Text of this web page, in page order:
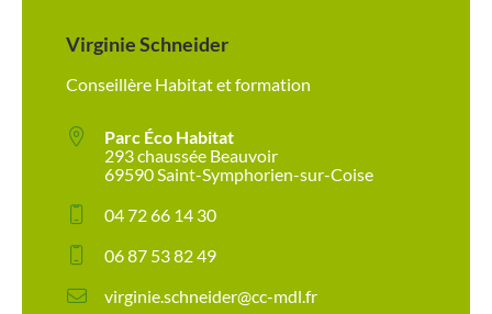
Virginie Schneider
Conseillère Habitat et formation
Parc Éco Habitat
293 chaussée Beauvoir
69590 Saint-Symphorien-sur-Coise
04 72 66 14 30
06 87 53 82 49
virginie.schneider@cc-mdl.fr